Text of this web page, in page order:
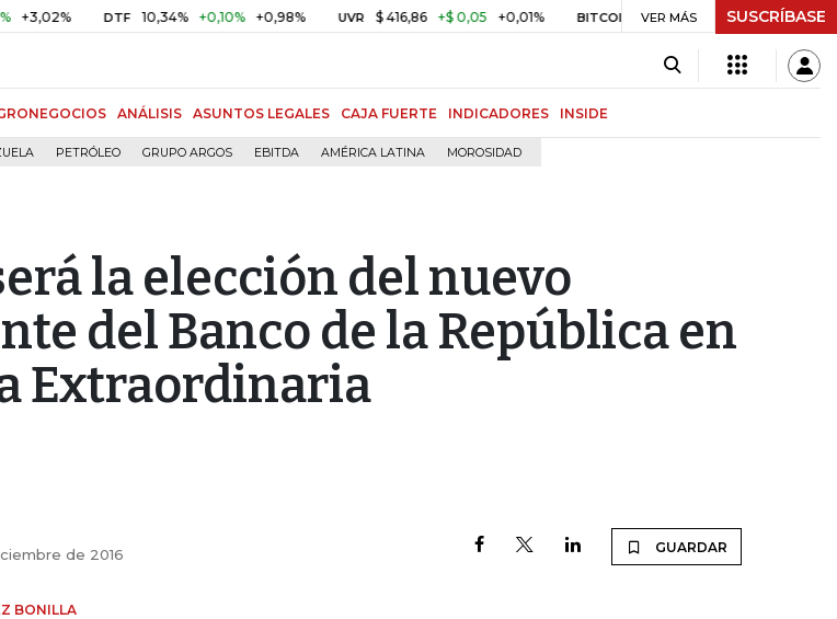
DTF 10,34% +0,10% +0,98% UVR $ 416,86 +$ 0,05 +0,01% BITCOIN US$ 64.968,40 US$ 856,80 +1,34%
VER MÁS SUSCRÍBASE
ANÁLISIS ASUNTOS LEGALES CAJA FUERTE INDICADORES INSIDE
PETRÓLEO GRUPO ARGOS EBITDA AMÉRICA LATINA MOROSIDAD
la elección del nuevo
del Banco de la República en
Extraordinaria
de 2016 GUARDAR
BONILLA